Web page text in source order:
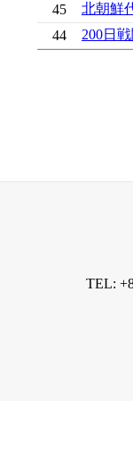
45
北朝鮮
44
200日
TEL: